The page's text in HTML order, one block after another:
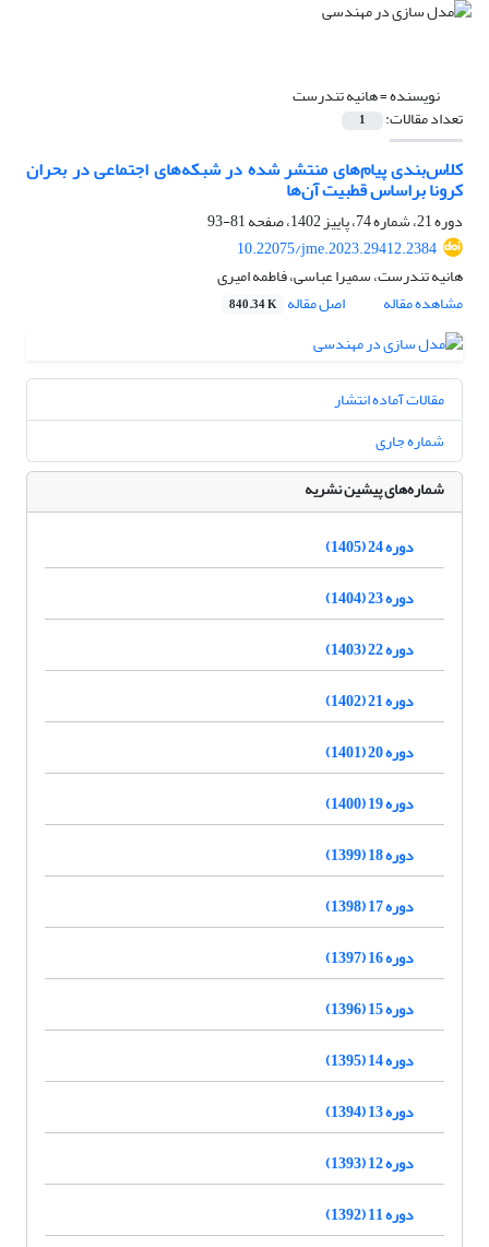
نویسنده =هانیه تندرست
تعداد مقالات: 1
کلاس‌بندی پیام‌های منتشر شده در شبکه‌های اجتماعی در بحران
کرونا بر‌اساس قطبیت آن‌ها
دوره 21، شماره 74، پاییز 1402، صفحه
81-93
10.22075/jme.2023.29412.2384
هانیه تندرست، سمیرا عباسی، فاطمه امیری
مشاهده مقاله
اصل مقاله 840.34 K
مقالات آماده انتشار
شماره جاری
شماره‌های پیشین نشریه
دوره 24 (1405)
دوره 23 (1404)
دوره 22 (1403)
دوره 21 (1402)
دوره 20 (1401)
دوره 19 (1400)
دوره 18 (1399)
دوره 17 (1398)
دوره 16 (1397)
دوره 15 (1396)
دوره 14 (1395)
دوره 13 (1394)
دوره 12 (1393)
دوره 11 (1392)